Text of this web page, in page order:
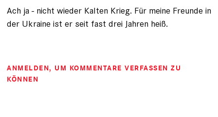
Ach ja - nicht wieder Kalten Krieg. Für meine Freunde in
der Ukraine ist er seit fast drei Jahren heiß.
ANMELDEN, UM KOMMENTARE VERFASSEN ZU
KÖNNEN